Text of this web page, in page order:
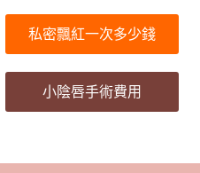
私密飄紅一次多少錢
小陰唇手術費用